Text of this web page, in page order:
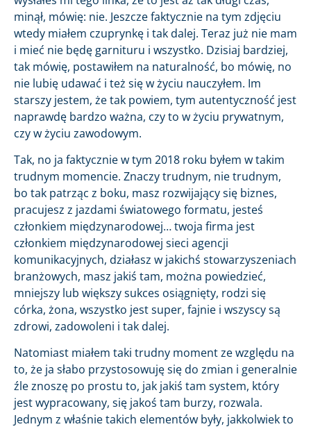
minął, mówię: nie. Jeszcze faktycznie na tym zdjęciu
wtedy miałem czuprynkę i tak dalej. Teraz już nie mam
i mieć nie będę garnituru i wszystko. Dzisiaj bardziej,
tak mówię, postawiłem na naturalność, bo mówię, no
nie lubię udawać i też się w życiu nauczyłem. Im
starszy jestem, że tak powiem, tym autentyczność jest
naprawdę bardzo ważna, czy to w życiu prywatnym,
czy w życiu zawodowym.
Tak, no ja faktycznie w tym 2018 roku byłem w takim
trudnym momencie. Znaczy trudnym, nie trudnym,
bo tak patrząc z boku, masz rozwijający się biznes,
pracujesz z jazdami światowego formatu, jesteś
członkiem międzynarodowej… twoja firma jest
członkiem międzynarodowej sieci agencji
komunikacyjnych, działasz w jakichś stowarzyszeniach
branżowych, masz jakiś tam, można powiedzieć,
mniejszy lub większy sukces osiągnięty, rodzi się
córka, żona, wszystko jest super, fajnie i wszyscy są
zdrowi, zadowoleni i tak dalej.
Natomiast miałem taki trudny moment ze względu na
to, że ja słabo przystosowuję się do zmian i generalnie
źle znoszę po prostu to, jak jakiś tam system, który
jest wypracowany, się jakoś tam burzy, rozwala.
Jednym z właśnie takich elementów były, jakkolwiek to